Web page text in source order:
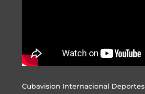
Cubavision Internacional Deportes